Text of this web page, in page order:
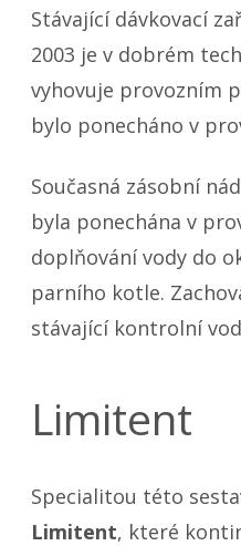
Stávající dávkovací
2003 je v dobrém
vyhovuje provozním
bylo ponecháno v
Současná zásobní
byla ponechána v
doplňování vody do
parního kotle.
stávající kontrolní
Limitent
Specialitou této
Limitent, které